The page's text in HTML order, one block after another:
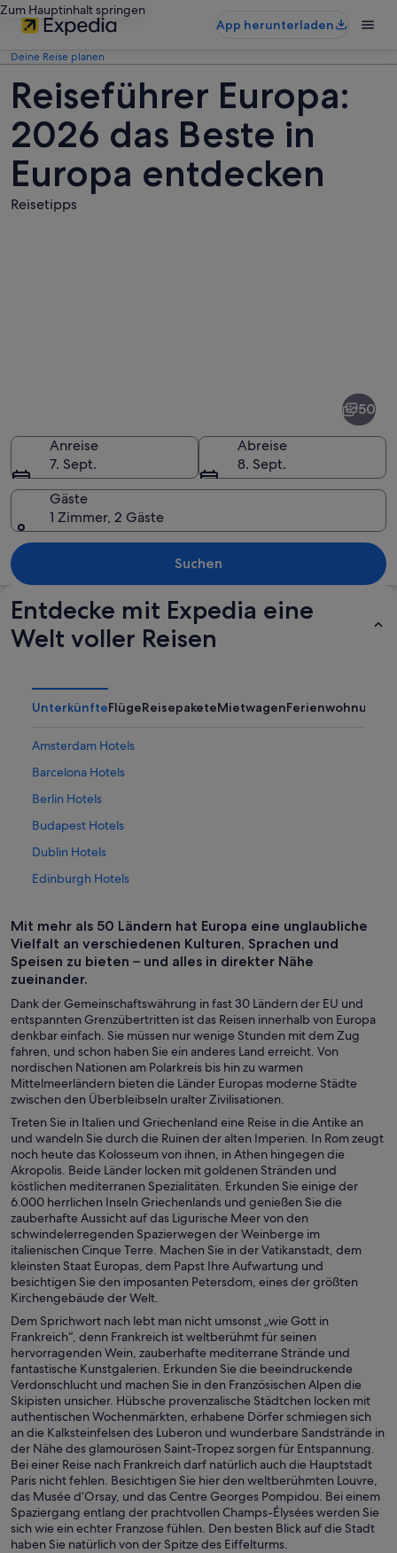
Zum Hauptinhalt springen
App herunterladen
Deine Reise planen
Reiseführer Europa:
2026 das Beste in
Europa entdecken
Reisetipps
Eine Küstenstadt mit weiß
50
Anreise
7. Sept.
Abreise
8. Sept.
Gäste
1 Zimmer, 2 Gäste
Suchen
Entdecke mit Expedia eine
Welt voller Reisen
UnterkünfteFlügeReisepaketeMietwagen
Amsterdam Hotels
Barcelona Hotels
Berlin Hotels
Budapest Hotels
Dublin Hotels
Edinburgh Hotels
Villen in Italien
Jesolo Hotels
Chalets in Kitzbühel
Klagenfurt am Wörthersee Hotels
Lissabon Hotels
London Hotels
Mailand Hotels
München Hotels
Chalets in Österreich
Paris Hotels
Prag Hotels
Rom Hotels
Salzburg Hotels
Venedig Hotels
Wien Hotels
All-Inclusive- in Kroatien
Mit mehr als 50 Ländern hat Europa eine unglaubliche
Vielfalt an verschiedenen Kulturen, Sprachen und
Speisen zu bieten – und alles in direkter Nähe
zueinander.
Dank der Gemeinschaftswährung in fast 30 Ländern der EU und
entspannten Grenzübertritten ist das Reisen innerhalb von Europa
denkbar einfach. Sie müssen nur wenige Stunden mit dem Zug
fahren, und schon haben Sie ein anderes Land erreicht. Von
nordischen Nationen am Polarkreis bis hin zu warmen
Mittelmeerländern bieten die Länder Europas moderne Städte
zwischen den Überbleibseln uralter Zivilisationen.
Treten Sie in Italien und Griechenland eine Reise in die Antike an
und wandeln Sie durch die Ruinen der alten Imperien. In Rom zeugt
noch heute das Kolosseum von ihnen, in Athen hingegen die
Akropolis. Beide Länder locken mit goldenen Stränden und
köstlichen mediterranen Spezialitäten. Erkunden Sie einige der
6.000 herrlichen Inseln Griechenlands und genießen Sie die
zauberhafte Aussicht auf das Ligurische Meer von den
schwindelerregenden Spazierwegen der Weinberge im
italienischen Cinque Terre. Machen Sie in der Vatikanstadt, dem
kleinsten Staat Europas, dem Papst Ihre Aufwartung und
besichtigen Sie den imposanten Petersdom, eines der größten
Kirchengebäude der Welt.
Dem Sprichwort nach lebt man nicht umsonst „wie Gott in
Frankreich“, denn Frankreich ist weltberühmt für seinen
hervorragenden Wein, zauberhafte mediterrane Strände und
fantastische Kunstgalerien. Erkunden Sie die beeindruckende
Verdonschlucht und machen Sie in den Französischen Alpen die
Skipisten unsicher. Hübsche provenzalische Städtchen locken mit
authentischen Wochenmärkten, erhabene Dörfer schmiegen sich
an die Kalksteinfelsen des Luberon und wunderbare Sandstrände in
der Nähe des glamourösen Saint-Tropez sorgen für Entspannung.
Bei einer Reise nach Frankreich darf natürlich auch die Hauptstadt
Paris nicht fehlen. Besichtigen Sie hier den weltberühmten Louvre,
das Musée d’Orsay, und das Centre Georges Pompidou. Bei einem
Spaziergang entlang der prachtvollen Champs-Élysées werden Sie
sich wie ein echter Franzose fühlen. Den besten Blick auf die Stadt
haben Sie natürlich von der Spitze des Eiffelturms.